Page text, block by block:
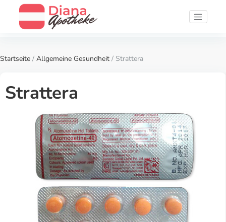
Startseite / Allgemeine Gesundheit / Strattera
Strattera